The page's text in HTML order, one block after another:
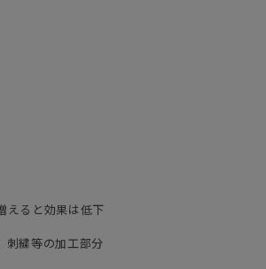
えると効果は低下
刺繍等の加工部分